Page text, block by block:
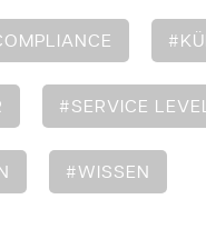
#SERVICE
#WISSEN